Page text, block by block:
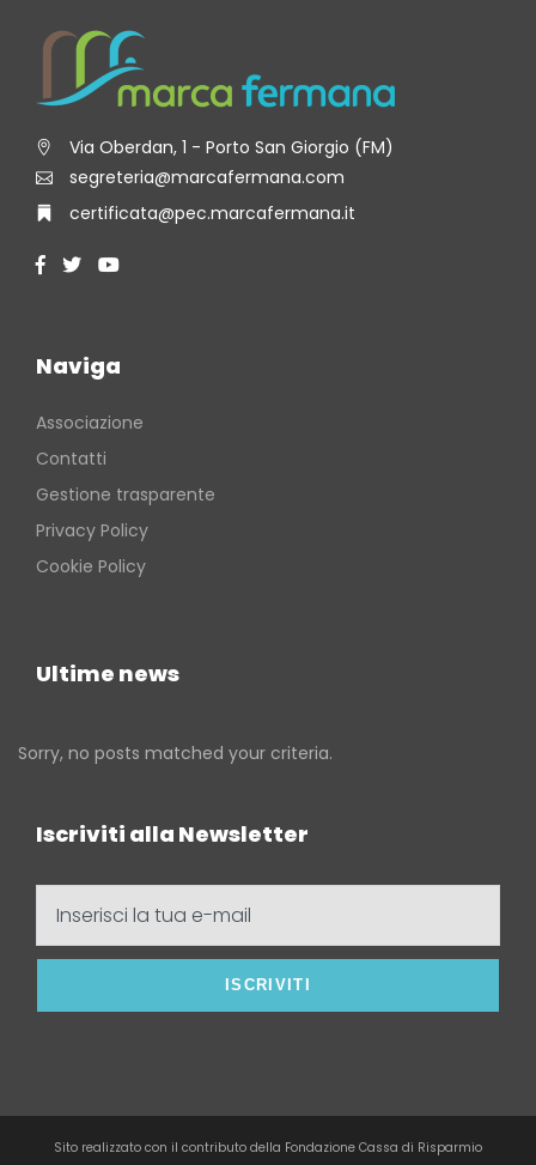
Via Oberdan, 1 - Porto San Giorgio (FM)
segreteria@marcafermana.com
certificata@pec.marcafermana.it
Naviga
Associazione
Contatti
Gestione trasparente
Privacy Policy
Cookie Policy
Ultime news
Sorry, no posts matched your criteria.
Iscriviti alla Newsletter
tua
mail
Sito realizzato con il contributo della Fondazione Cassa di Risparmio